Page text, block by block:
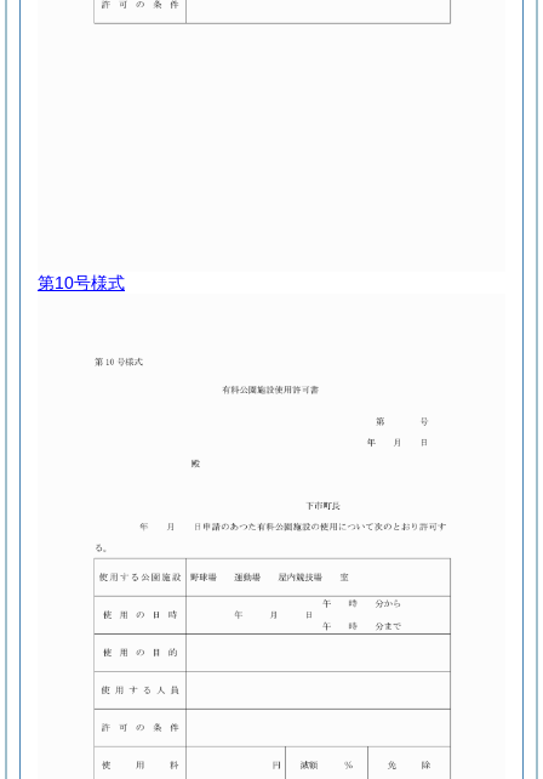
第10号様式